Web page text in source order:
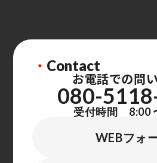
・ Contact
お電話での問
080-
受付時間 8:00
WEBフォ